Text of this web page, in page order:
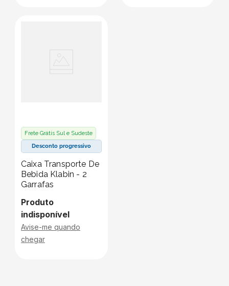
Frete Grátis Sul e Sudeste
Desconto progressivo
Caixa Transporte De
Bebida Klabin - 2
Garrafas
Produto
indisponível
Avise-me quando
chegar